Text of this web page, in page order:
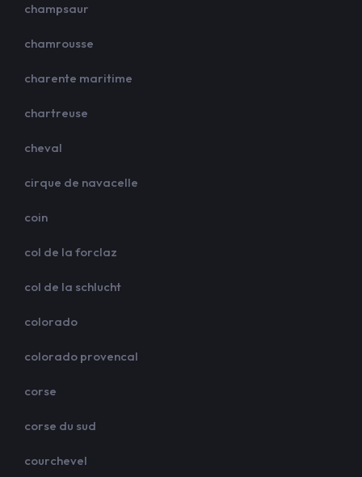
champsaur
chamrousse
charente maritime
chartreuse
cheval
cirque de navacelle
coin
col de la forclaz
col de la schlucht
colorado
colorado provencal
corse
corse du sud
courchevel